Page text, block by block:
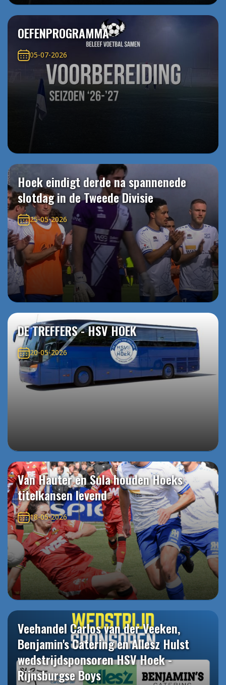
OEFENPROGRAMMA
05-07-2026
Hoek eindigt derde na spannenede
slotdag in de Tweede Divisie
25-05-2026
DE TREFFERS - HSV HOEK
20-05-2026
Van Hauter en Sula houden Hoeks
titelkansen levend
18-05-2026
Veehandel Carlos van der Veeken,
Benjamin's Catering en Allesz Hulst
wedstrijdsponsoren HSV Hoek -
Rijnsburgse Boys